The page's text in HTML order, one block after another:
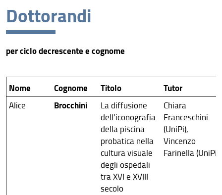
Dottorandi
per ciclo decrescente e cognome
Nome Cognome Titolo Tutor
Alice Brocchini
La diffusione
dell’iconografia
della piscina
probatica nella
cultura visuale
degli ospedali
tra XVI e XVIII
secolo
Chiara
Franceschini
(UniPi),
Vincenzo
Farinella (UniPi)
Curriculum
Dottorandi
Dottorati conseguiti